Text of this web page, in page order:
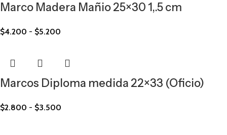
Marco Madera Mañio 25×30 1,.5 cm
$4.200 - $5.200
Marcos Diploma medida 22×33 (Oficio)
$2.800 - $3.500